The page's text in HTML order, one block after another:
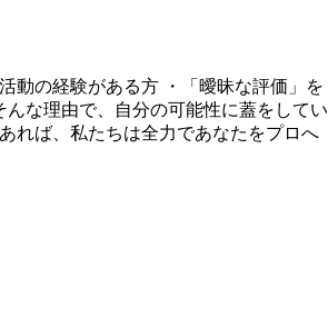
動の経験がある方 ・「曖昧な評価」を
な理由で、自分の可能性に蓋をしてい
れば、私たちは全力であなたをプロへ